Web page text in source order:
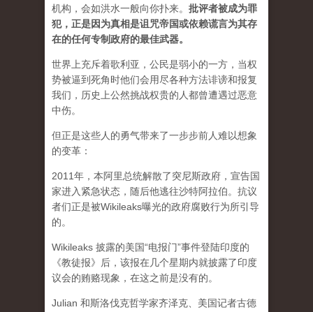
机构，会如洪水一般向你扑来。 批评者被成为罪
犯，正是因为真相是诅咒帝国或依赖谎言为其存
在的任何专制政府的最佳武器。
世界上充斥着歌利亚，公民是弱小的一方，当权
势被逼到死角时他们会用尽各种方法诽谤和报复
我们，历史上公然挑战权贵的人都曾遭遇过恶意
中伤。
但正是这些人的勇气带来了一步步前人难以想象
的变革：
2011年，本阿里总统解散了突尼斯政府，宣告国
家进入紧急状态，随后他逃往沙特阿拉伯。抗议
者们正是被Wikileaks曝光的政府腐败行为所引导
的。
Wikileaks 披露的美国“电报门”事件登陆印度的
《教徒报》后，该报在几个星期内就披露了印度
议会的贿赂现象，在这之前是没有的。
Julian 和斯洛伐克哲学家齐泽克、美国记者古德